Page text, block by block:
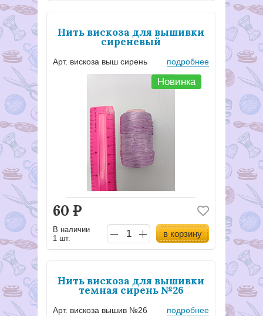
Нить вискоза для вышивки
сиреневый
Арт. вискоза выш сирень подробнее
Новинка
60 Р
В наличии
1 шт.
в корзину
Нить вискоза для вышивки
темная сирень №26
Арт. вискоза вышив №26 подробнее